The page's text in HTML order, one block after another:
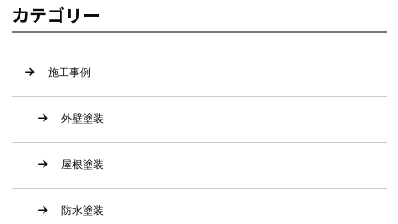
カテゴリー
施工事例
外壁塗装
屋根塗装
防水塗装